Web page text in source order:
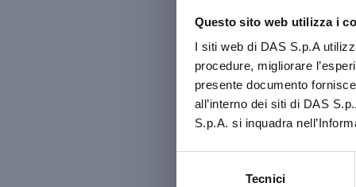
Questo sito web utilizza i
I siti web di DAS S.p.A
procedure, migliorare
presente documento
all’interno dei siti di DAS
S.p.A. si inquadra
Tecnici
animale domestico
Corte di Cassazione
una proiezione del
segno contrario
si è spinta oltre
Abbiamo
aggiornata
OK, HO